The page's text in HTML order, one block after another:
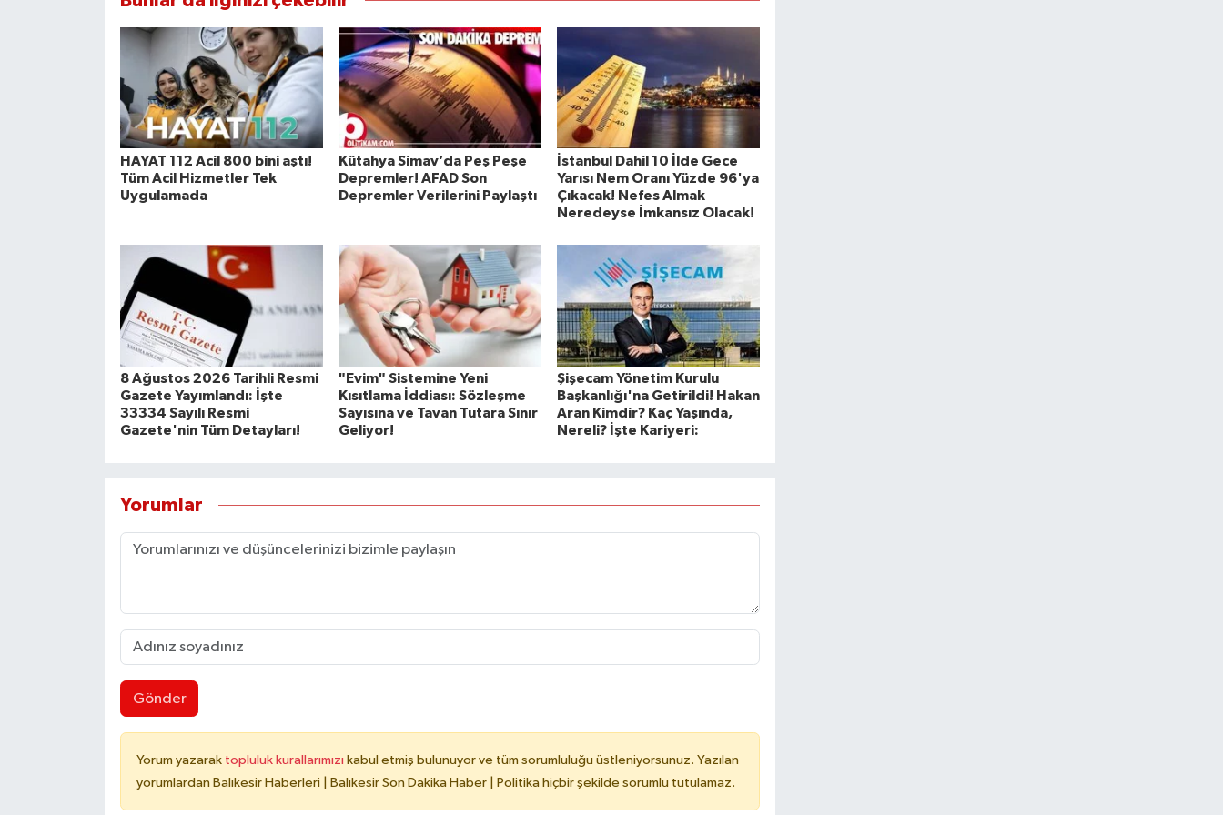
HAYAT 112 Acil 800 bini aştı!
Tüm Acil Hizmetler Tek
Uygulamada
Kütahya Simav’da Peş Peşe
Depremler! AFAD Son
Depremler Verilerini Paylaştı
İstanbul Dahil 10 İlde Gece
Yarısı Nem Oranı Yüzde 96'ya
Çıkacak! Nefes Almak
Neredeyse İmkansız Olacak!
8 Ağustos 2026 Tarihli Resmi
Gazete Yayımlandı: İşte
33334 Sayılı Resmi
Gazete'nin Tüm Detayları!
"Evim" Sistemine Yeni
Kısıtlama İddiası: Sözleşme
Sayısına ve Tavan Tutara Sınır
Geliyor!
Şişecam Yönetim Kurulu
Başkanlığı'na Getirildi! Hakan
Aran Kimdir? Kaç Yaşında,
Nereli? İşte Kariyeri:
Yorumlar
Gönder
Yorum yazarak topluluk kurallarımızı kabul etmiş bulunuyor ve tüm sorumluluğu üstleniyorsunuz. Yazılan
yorumlardan Balıkesir Haberleri | Balıkesir Son Dakika Haber | Politika hiçbir şekilde sorumlu tutulamaz.